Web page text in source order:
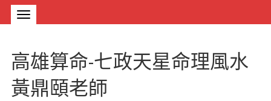
高雄算命-七政天星命理風水
黃鼎頤老師